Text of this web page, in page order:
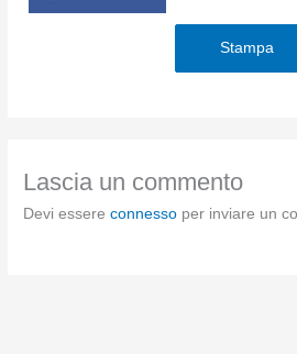
Stampa
Lascia un commento
Devi essereconnesso per inviare un